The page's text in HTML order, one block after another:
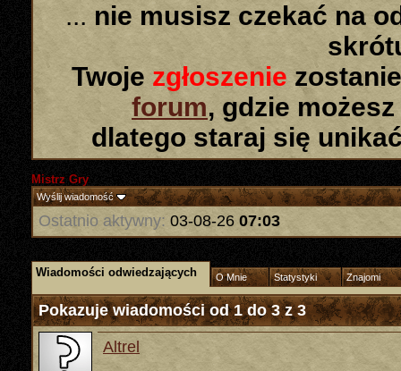
... nie musisz czekać na
Twoje zgłoszenie
forum, gdzie
dlatego staraj się
Mistrz Gry
Wyślij wiadomość
Ostatnio aktywny: 03-08-26 07:03
Wiadomości odwiedzających O Mnie Statystyki Znajomi
Pokazuje wiadomości od 1 do3z3
Altrel